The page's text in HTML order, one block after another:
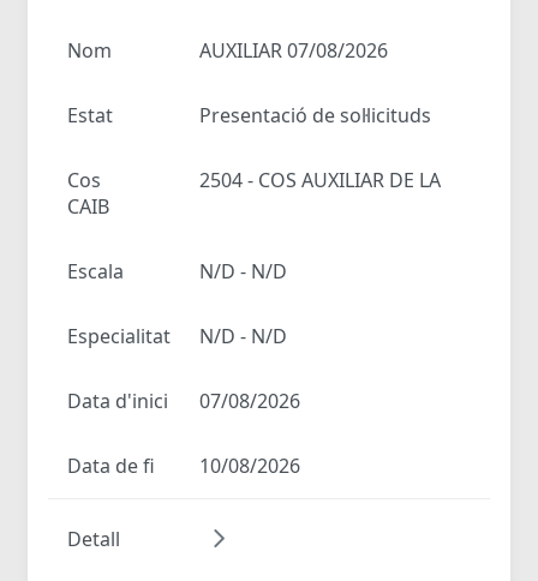
Nom AUXILIAR 07/08/2026
Estat Presentació de sol·licituds
Cos
2504 - COS AUXILIAR DE LA
CAIB
Escala N/D - N/D
Especialitat N/D - N/D
Data d'inici 07/08/2026
Data de fi 10/08/2026
Detall